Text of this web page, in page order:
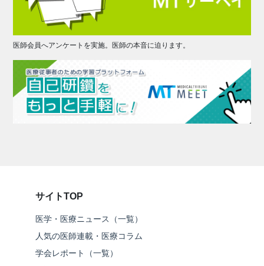
医師会員へアンケートを実施。医師の本音に迫ります。
サイトTOP
医学・医療ニュース（一覧）
人気の医師連載・医療コラム
学会レポート（一覧）